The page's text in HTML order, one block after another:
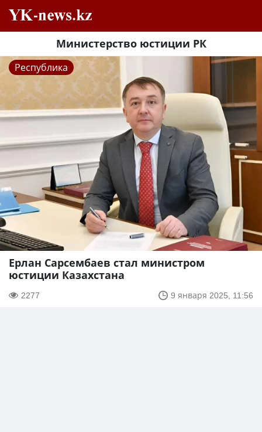
Министерство юстиции РК
Республика
Ерлан Сарсембаев стал министром
юстиции Казахстана
2277 9 января 2025, 11:56